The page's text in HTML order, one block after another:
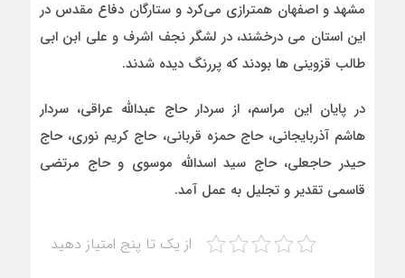
مشهد و اصفهان همترازی می‌کرد و ستارگان دفاع مقدس در
این استان می درخشند، در لشگر نجف اشرف و علی ابن ابی
طالب قزوینی ها بودند که پررنگ دیده شدند.
در پایان این مراسم، از سردار حاج عبدالله عراقی، سردار
هاشم آذربایجانی، حاج حمزه قربانی، حاج کریم نوری، حاج
حیدر حاجعلی، حاج سید اسدالله موسوی و حاج مرتضی
قاسمی تقدیر و تجلیل به عمل آمد.
از یک تا پنج امتیاز دهید